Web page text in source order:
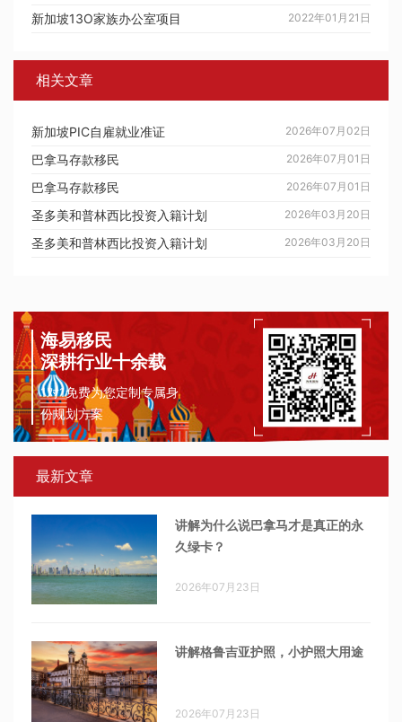
2022年01月21日
新加坡13O家族办公室项目
相关文章
2026年07月02日
新加坡PIC自雇就业准证
2026年07月01日
巴拿马存款移民
2026年07月01日
巴拿马存款移民
2026年03月20日
圣多美和普林西比投资入籍计划
2026年03月20日
圣多美和普林西比投资入籍计划
海易移民
深耕行业十余载
1对1免费为您定制专属身
份规划方案
最新文章
讲解为什么说巴拿马才是真正的永
久绿卡？
2026年07月23日
讲解格鲁吉亚护照，小护照大用途
2026年07月23日